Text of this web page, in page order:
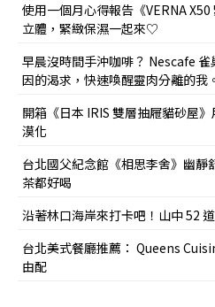
使用一個月心得報告《VERNA
立體，緊緻保濕一起來♡
早晨沒時間手沖咖啡？ Nescafe
因的渴求，快速喚醒靈肉分離的我。
開箱《日本 IRIS 雙層抽屜貓砂屋
漠化
台北國父紀念館《相思李舍》幽
茶都好喝
沿著林口海岸來打卡吧！山中 52
台北美式餐廳推薦： Queens
由配